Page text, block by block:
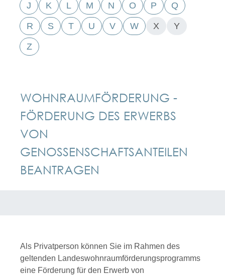
J K L M N O P Q
R S T U V W X Y
Z
WOHNRAUMFÖRDERUNG -
FÖRDERUNG DES ERWERBS
VON
GENOSSENSCHAFTSANTEILEN
BEANTRAGEN
Als Privatperson können Sie im Rahmen des
geltenden Landeswohnraumförderungsprogramms
eine Förderung für den Erwerb von